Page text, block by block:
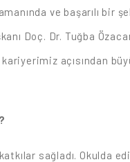
ve başarılı bir
Doç. Dr. Tuğba
açısından
sağladı. Okulda